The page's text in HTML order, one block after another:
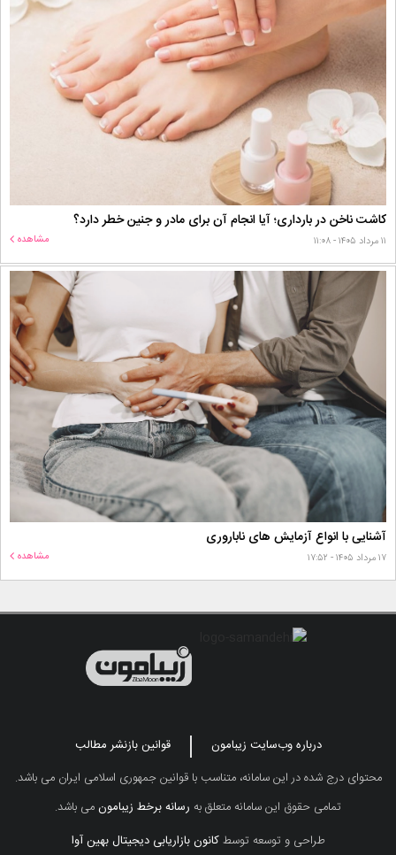
کاشت ناخن در بارداری؛ آیا انجام آن برای مادر و جنین خطر دارد؟
۱۱ مرداد ۱۴۰۵ - ۱۱:۰۸ مشاهده
آشنایی با انواع آزمایش های ناباروری
۱۷ مرداد ۱۴۰۵ - ۱۷:۵۲ مشاهده
درباره وب‌سایت زیبامون
قوانین بازنشر مطالب
محتوای درج شده در این سامانه، متناسب با قوانین جمهوری اسلامی ایران می باشد.
تمامی حقوق این سامانه متعلق به رسانه برخط زیبامونمی باشد.
طراحی و توسعه توسطکانون بازاریابی دیجیتال بهین آوا